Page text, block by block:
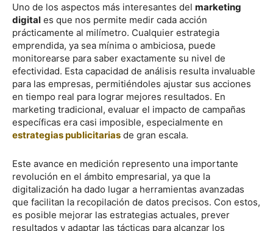
Uno de los aspectos más interesantes del marketing
digital es que nos permite medir cada acción
prácticamente al milímetro. Cualquier estrategia
emprendida, ya sea mínima o ambiciosa, puede
monitorearse para saber exactamente su nivel de
efectividad. Esta capacidad de análisis resulta invaluable
para las empresas, permitiéndoles ajustar sus acciones
en tiempo real para lograr mejores resultados. En
marketing tradicional, evaluar el impacto de campañas
específicas era casi imposible, especialmente en
estrategias publicitarias de gran escala.
Este avance en medición represento una importante
revolución en el ámbito empresarial, ya que la
digitalización ha dado lugar a herramientas avanzadas
que facilitan la recopilación de datos precisos. Con estos,
es posible mejorar las estrategias actuales, prever
resultados y adaptar las tácticas para alcanzar los